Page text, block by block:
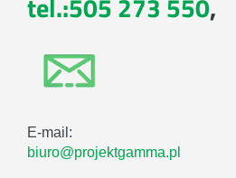
E-mail:
biuro@projektgamma.pl